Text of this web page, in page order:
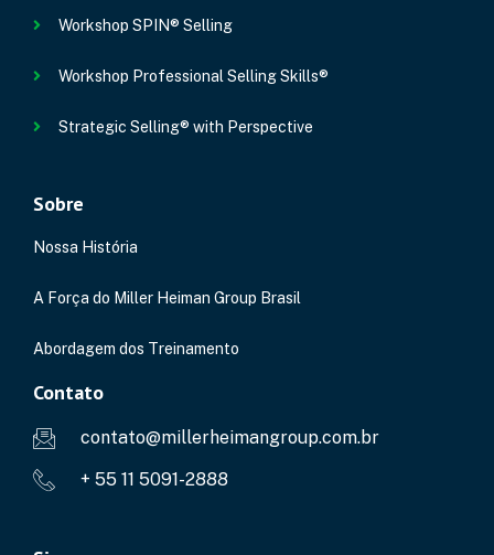
Workshop SPIN® Selling
Workshop Professional Selling Skills®
Strategic Selling® with Perspective
Sobre
Nossa História
A Força do Miller Heiman Group Brasil
Abordagem dos Treinamento
Contato
contato@millerheimangroup.com.br
+ 55 11 5091-2888